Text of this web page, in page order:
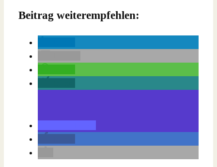
Beitrag weiterempfehlen: